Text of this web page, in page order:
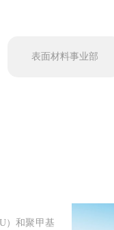
表面材料事业部
）和聚甲基